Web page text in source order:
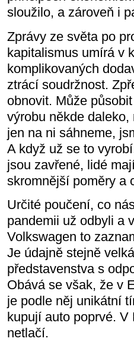
sloužilo, a zároveň i
Zprávy ze světa po
kapitalismus umírá v
komplikovaných
ztrácí soudržnost.
obnovit. Může
výrobu někde
jen na ni sáhneme,
A když už se to
jsou zavřené, lidé
skromnější poměry a
Určité poučení, co
pandemii už odbyli a
Volkswagen to
Je údajně stejně
představenstva s
Obává se však, že v
je podle něj unikátní
kupují auto poprvé.
netlačí.